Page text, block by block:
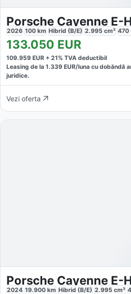
Porsche Cayenne E-
2026 100 km Hibrid (B/E) 2.995 cm³ 470
133.050 EUR
109.959 EUR + 21% TVA deductibil
Leasing de la 1.339 EUR/luna cu dobăndă
juridice.
Vezi oferta
Porsche Cayenne E-
2024 19.900 km Hibrid (B/E) 2.995 cm³